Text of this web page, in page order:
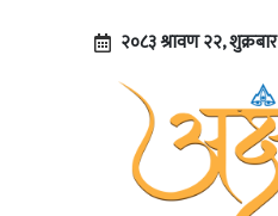
२०८३ श्रावण २२, शुक्रबार